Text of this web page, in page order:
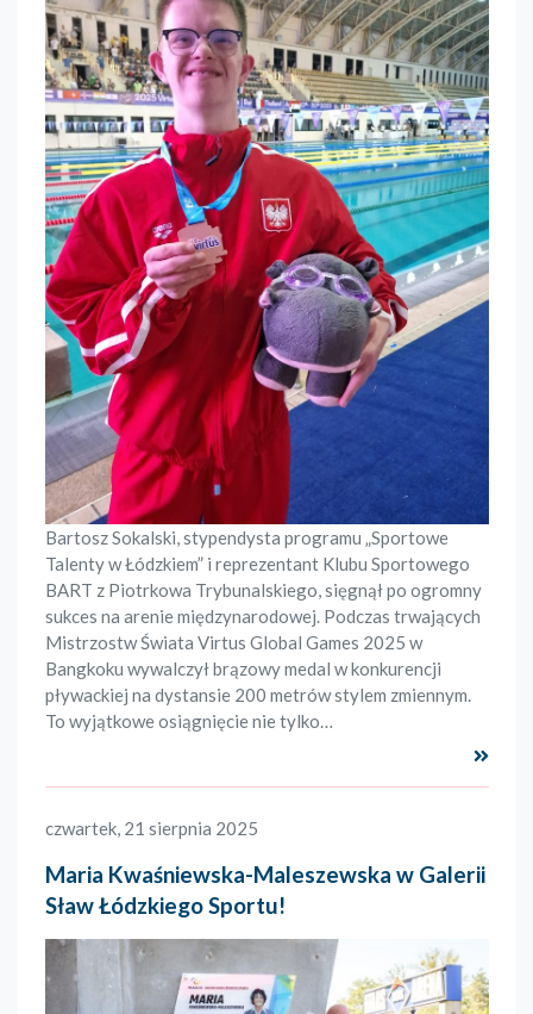
Bartosz Sokalski, stypendysta programu „Sportowe
Talenty w Łódzkiem” i reprezentant Klubu Sportowego
BART z Piotrkowa Trybunalskiego, sięgnął po ogromny
sukces na arenie międzynarodowej. Podczas trwających
Mistrzostw Świata Virtus Global Games 2025 w
Bangkoku wywalczył brązowy medal w konkurencji
pływackiej na dystansie 200 metrów stylem zmiennym.
To wyjątkowe osiągnięcie nie tylko…
czwartek, 21 sierpnia 2025
Maria Kwaśniewska-Maleszewska w Galerii
Sław Łódzkiego Sportu!